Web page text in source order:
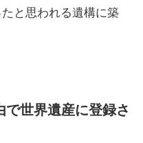
と思われる遺構に築
世界遺産に登録さ